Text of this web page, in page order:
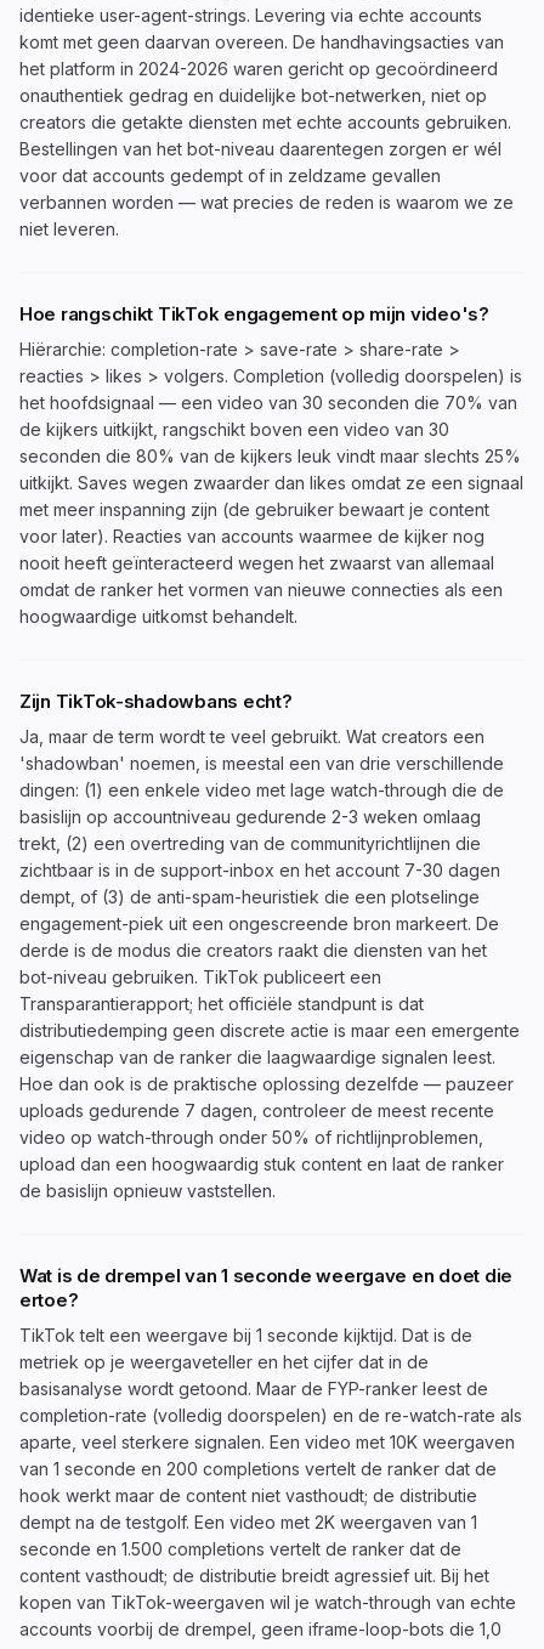
identieke user-agent-strings. Levering via echte accounts
komt met geen daarvan overeen. De handhavingsacties van
het platform in 2024-2026 waren gericht op gecoördineerd
onauthentiek gedrag en duidelijke bot-netwerken, niet op
creators die getakte diensten met echte accounts gebruiken.
Bestellingen van het bot-niveau daarentegen zorgen er wél
voor dat accounts gedempt of in zeldzame gevallen
verbannen worden — wat precies de reden is waarom we ze
niet leveren.
Hoe rangschikt TikTok engagement op mijn video's?
Hiërarchie: completion-rate > save-rate > share-rate >
reacties > likes > volgers. Completion (volledig doorspelen) is
het hoofdsignaal — een video van 30 seconden die 70% van
de kijkers uitkijkt, rangschikt boven een video van 30
seconden die 80% van de kijkers leuk vindt maar slechts 25%
uitkijkt. Saves wegen zwaarder dan likes omdat ze een signaal
met meer inspanning zijn (de gebruiker bewaart je content
voor later). Reacties van accounts waarmee de kijker nog
nooit heeft geïnteracteerd wegen het zwaarst van allemaal
omdat de ranker het vormen van nieuwe connecties als een
hoogwaardige uitkomst behandelt.
Zijn TikTok-shadowbans echt?
Ja, maar de term wordt te veel gebruikt. Wat creators een
'shadowban' noemen, is meestal een van drie verschillende
dingen: (1) een enkele video met lage watch-through die de
basislijn op accountniveau gedurende 2-3 weken omlaag
trekt, (2) een overtreding van de communityrichtlijnen die
zichtbaar is in de support-inbox en het account 7-30 dagen
dempt, of (3) de anti-spam-heuristiek die een plotselinge
engagement-piek uit een ongescreende bron markeert. De
derde is de modus die creators raakt die diensten van het
bot-niveau gebruiken. TikTok publiceert een
Transparantierapport; het officiële standpunt is dat
distributiedemping geen discrete actie is maar een emergente
eigenschap van de ranker die laagwaardige signalen leest.
Hoe dan ook is de praktische oplossing dezelfde — pauzeer
uploads gedurende 7 dagen, controleer de meest recente
video op watch-through onder 50% of richtlijnproblemen,
upload dan een hoogwaardig stuk content en laat de ranker
de basislijn opnieuw vaststellen.
Wat is de drempel van 1 seconde weergave en doet die
ertoe?
TikTok telt een weergave bij 1 seconde kijktijd. Dat is de
metriek op je weergaveteller en het cijfer dat in de
basisanalyse wordt getoond. Maar de FYP-ranker leest de
completion-rate (volledig doorspelen) en de re-watch-rate als
aparte, veel sterkere signalen. Een video met 10K weergaven
van 1 seconde en 200 completions vertelt de ranker dat de
hook werkt maar de content niet vasthoudt; de distributie
dempt na de testgolf. Een video met 2K weergaven van 1
seconde en 1.500 completions vertelt de ranker dat de
content vasthoudt; de distributie breidt agressief uit. Bij het
kopen van TikTok-weergaven wil je watch-through van echte
accounts voorbij de drempel, geen iframe-loop-bots die 1,0